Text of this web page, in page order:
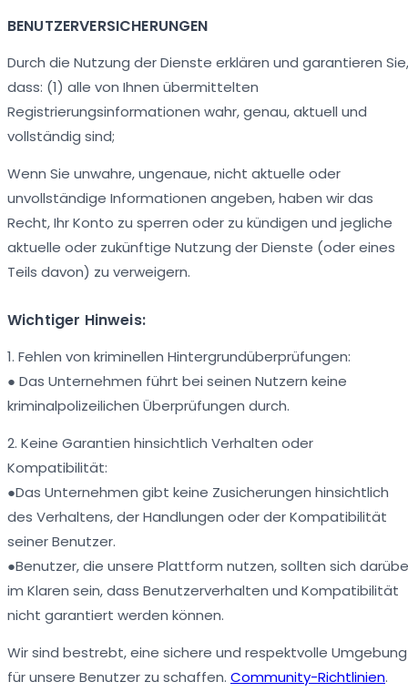
BENUTZERVERSICHERUNGEN
Durch die Nutzung der Dienste erklären und garantieren Sie,
dass: (1) alle von Ihnen übermittelten
Registrierungsinformationen wahr, genau, aktuell und
vollständig sind;
Wenn Sie unwahre, ungenaue, nicht aktuelle oder
unvollständige Informationen angeben, haben wir das
Recht, Ihr Konto zu sperren oder zu kündigen und jegliche
aktuelle oder zukünftige Nutzung der Dienste (oder eines
Teils davon) zu verweigern.
Wichtiger Hinweis:
1. Fehlen von kriminellen Hintergrundüberprüfungen:
● Das Unternehmen führt bei seinen Nutzern keine
kriminalpolizeilichen Überprüfungen durch.
2. Keine Garantien hinsichtlich Verhalten oder
Kompatibilität:
●Das Unternehmen gibt keine Zusicherungen hinsichtlich
des Verhaltens, der Handlungen oder der Kompatibilität
seiner Benutzer.
●Benutzer, die unsere Plattform nutzen, sollten sich
im Klaren sein, dass Benutzerverhalten und Kompatibilität
nicht garantiert werden können.
Wir sind bestrebt, eine sichere und respektvolle Umgebung
für unsere Benutzer zu schaffen. Community-Richtlinien.